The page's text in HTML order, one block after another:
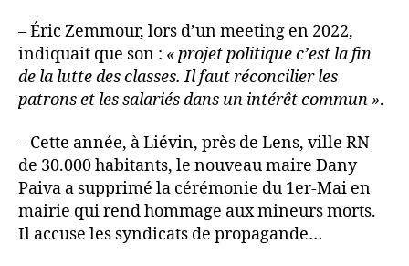
– Éric Zemmour, lors d’un meeting en 2022,
indiquait que son : « projet politique c’est la fin
de la lutte des classes. Il faut réconcilier les
patrons et les salariés dans un intérêt commun ».
– Cette année, à Liévin, près de Lens, ville RN
de 30.000 habitants, le nouveau maire Dany
Paiva a supprimé la cérémonie du 1er-Mai en
mairie qui rend hommage aux mineurs morts.
Il accuse les syndicats de propagande…